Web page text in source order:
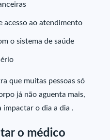
acesso ao atendimento
o sistema de saúde
que muitas pessoas só
já não aguenta mais,
impactar o dia a dia .
o médico